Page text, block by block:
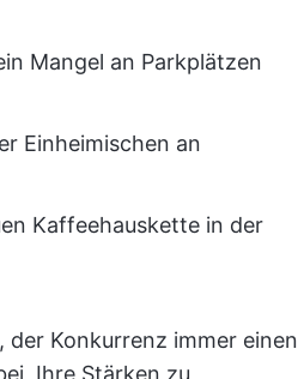
Mangel an Parkplätzen
Einheimischen an
Kaffeehauskette in der
Konkurrenz immer einen
Ihre Stärken zu